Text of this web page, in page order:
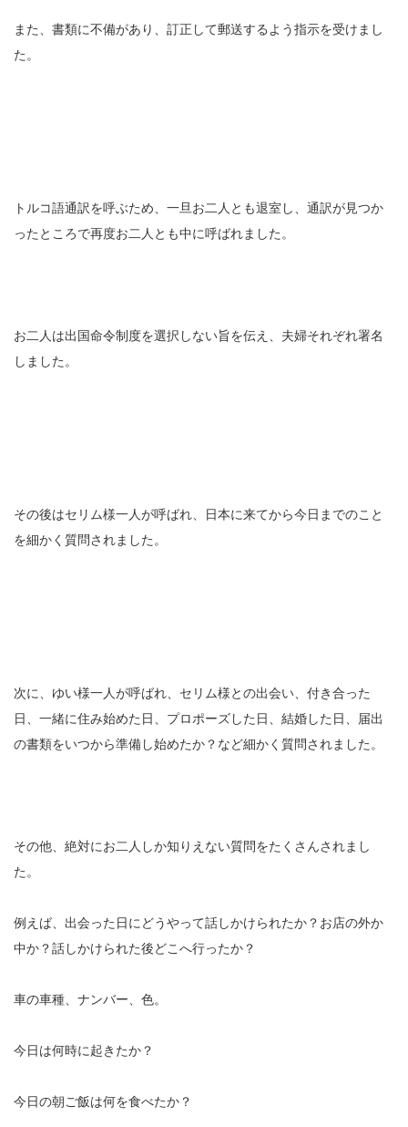
また、書類に不備があり、訂正して郵送するよう指示を受けまし
た。
トルコ語通訳を呼ぶため、一旦お二人とも退室し、通訳が見つか
ったところで再度お二人とも中に呼ばれました。
お二人は出国命令制度を選択しない旨を伝え、夫婦それぞれ署名
しました。
その後はセリム様一人が呼ばれ、日本に来てから今日までのこと
を細かく質問されました。
次に、ゆい様一人が呼ばれ、セリム様との出会い、付き合った
日、一緒に住み始めた日、プロポーズした日、結婚した日、届出
の書類をいつから準備し始めたか？など細かく質問されました。
その他、絶対にお二人しか知りえない質問をたくさんされまし
た。
例えば、出会った日にどうやって話しかけられたか？お店の外か
中か？話しかけられた後どこへ行ったか？
車の車種、ナンバー、色。
今日は何時に起きたか？
今日の朝ご飯は何を食べたか？